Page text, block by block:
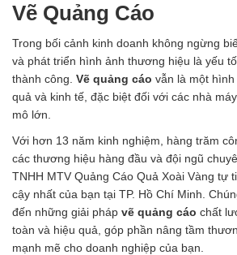
Vẽ Quảng Cáo
Trong bối cảnh kinh doanh không ngừng
và phát triển hình ảnh thương hiệu là yếu
thành công. Vẽ quảng cáo vẫn là một
quả và kinh tế, đặc biệt đối với các nhà
mô lớn.
Với hơn 13 năm kinh nghiệm, hàng trăm
các thương hiệu hàng đầu và đội ngũ
TNHH MTV Quảng Cáo Quả Xoài Vàng tự
cậy nhất của bạn tại TP. Hồ Chí Minh.
đến những giải pháp vẽ quảng cáo chất
toàn và hiệu quả, góp phần nâng tầm
mạnh mẽ cho doanh nghiệp của bạn.